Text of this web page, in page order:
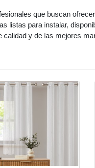
que buscan
listas para instalar,
y de las mejores